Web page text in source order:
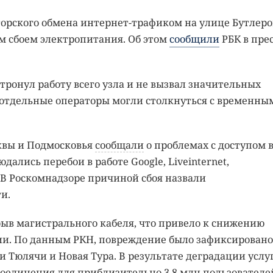
обмена интернет-трафиком на улице
сбоем электропитания. Об этомсообщилиРБК в
работу всего узла и не вызвал значительных
операторы могли столкнуться с
и Подмосковьясообщалио проблемах с доступом в
перебои в работе Google, Liveinternet,
Роскомнадзоре причиной сбоя назвали
магистрального кабеля, что привело к снижению
По данным РКН, повреждение было
и Новая Тура. В результате деградации